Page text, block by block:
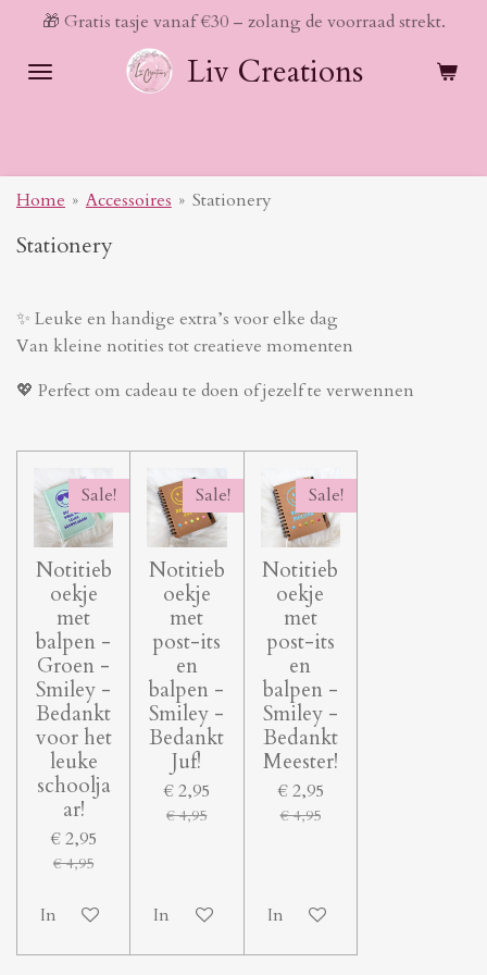
naar
Liv Creations
🎁 Gratis tasje vanaf €30 – zolang de voorraad strekt.
Home » Accessoires » Stationery
Stationery
✨ Leuke en handige extra’s voor elke dag
Van kleine notities tot creatieve momenten
💖 Perfect om cadeau te doen of jezelf te verwennen
Sale!
Notitieb
oekje
met
balpen -
Groen -
Smiley -
Bedankt
voor het
leuke
schoolja
ar!
€ 2,95
€ 4,95
In winkelwagen
Sale!
Notitieb
oekje
met
post-its
en
balpen -
Smiley -
Bedankt
Juf!
€ 2,95
€ 4,95
In winkelwagen
Sale!
Notitieb
oekje
met
post-its
en
balpen -
Smiley -
Bedankt
Meester!
€ 2,95
€ 4,95
In winkelwagen